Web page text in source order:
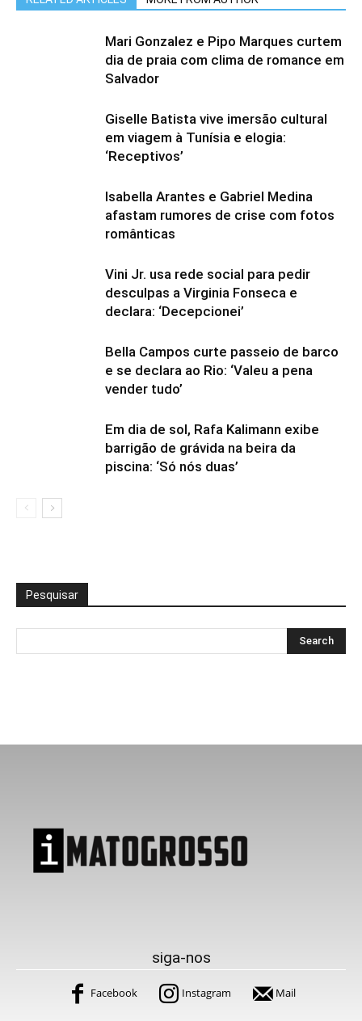
Mari Gonzalez e Pipo Marques curtem
dia de praia com clima de romance em
Salvador
Giselle Batista vive imersão cultural
em viagem à Tunísia e elogia:
‘Receptivos’
Isabella Arantes e Gabriel Medina
afastam rumores de crise com fotos
românticas
Vini Jr. usa rede social para pedir
desculpas a Virginia Fonseca e
declara: ‘Decepcionei’
Bella Campos curte passeio de barco
e se declara ao Rio: ‘Valeu a pena
vender tudo’
Em dia de sol, Rafa Kalimann exibe
barrigão de grávida na beira da
piscina: ‘Só nós duas’
Pesquisar
siga-nos
Facebook Instagram Mail